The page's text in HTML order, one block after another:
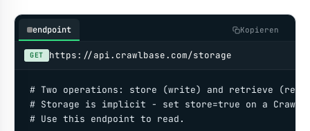
endpoint Kopieren
GET https://api.crawlbase.com/storage
# Two operations: store (write) and retrieve
# Storage is implicit - set store=true on a
# Use this endpoint to read.